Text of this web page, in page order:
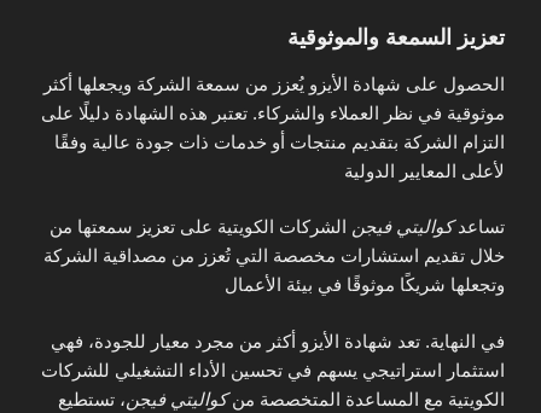
تعزيز السمعة والموثوقية
الحصول على شهادة الأيزو يُعزز من سمعة الشركة ويجعلها أكثر
موثوقية في نظر العملاء والشركاء. تعتبر هذه الشهادة دليلًا على
التزام الشركة بتقديم منتجات أو خدمات ذات جودة عالية وفقًا
لأعلى المعايير الدولية
تساعدكواليتي فيجن الشركات الكويتية على تعزيز سمعتها من
خلال تقديم استشارات مخصصة التي تُعزز من مصداقية الشركة
وتجعلها شريكًا موثوقًا في بيئة الأعمال
في النهاية. تعد شهادة الأيزو أكثر من مجرد معيار للجودة، فهي
استثمار استراتيجي يسهم في تحسين الأداء التشغيلي للشركات
الكويتية مع المساعدة المتخصصة منكواليتي فيجن، تستطيع